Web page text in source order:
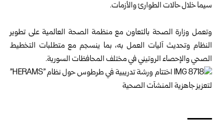
سيما خلال حالات الطوارئ والأزمات.
وتعمل وزارة الصحة بالتعاون مع منظمة الصحة العالمية على تطوير
النظام وتحديث آليات العمل به، بما ينسجم مع متطلبات التخطيط
الصحي والإحصاء الروتيني في مختلف المحافظات السورية.